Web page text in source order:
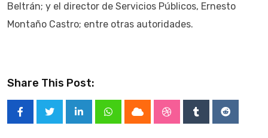
Beltrán; y el director de Servicios Públicos, Ernesto
Montaño Castro; entre otras autoridades.
Share This Post:
LinkedInWhatsappCloud StumbleUpon
TumblrReddit